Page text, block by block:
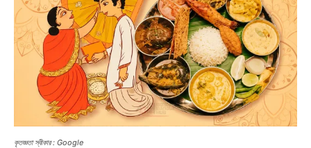
কৃতজ্ঞতা স্বীকার : Google